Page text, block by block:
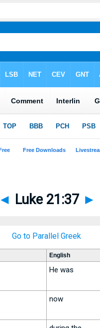
◄ Luke 21:37 ►
Go to Parallel Greek
English
He was
now